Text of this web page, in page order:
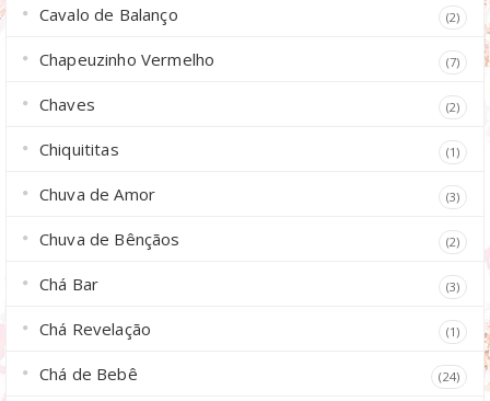
Cavalo de Balanço (2)
Chapeuzinho Vermelho (7)
Chaves (2)
Chiquititas (1)
Chuva de Amor (3)
Chuva de Bênçãos (2)
Chá Bar (3)
Chá Revelação (1)
Chá de Bebê (24)